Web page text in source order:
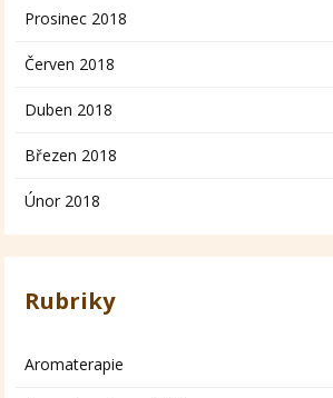
Prosinec 2018
Červen 2018
Duben 2018
Březen 2018
Únor 2018
Rubriky
Aromaterapie